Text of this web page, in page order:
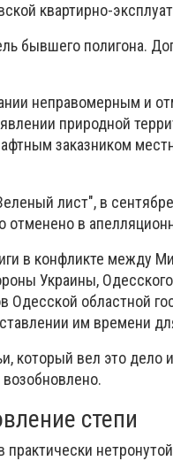
квартирно-
бывшего полигона.
неправомерным и
природной
заказником
лист", в
отменено в
в конфликте между
Украины,
Одесской областной
им времени
который вел это дело
степи